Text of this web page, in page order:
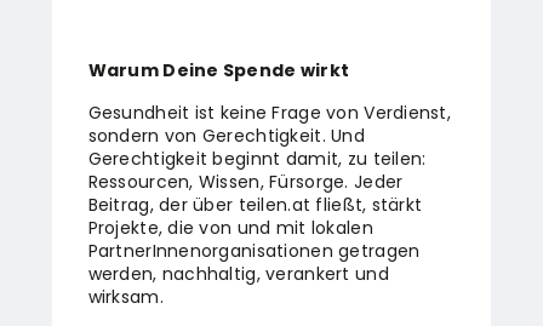
Warum Deine Spende wirkt
Gesundheit ist keine Frage von Verdienst,
sondern von Gerechtigkeit. Und
Gerechtigkeit beginnt damit, zu teilen:
Ressourcen, Wissen, Fürsorge. Jeder
Beitrag, der über teilen.at fließt, stärkt
Projekte, die von und mit lokalen
PartnerInnenorganisationen getragen
werden, nachhaltig, verankert und
wirksam.